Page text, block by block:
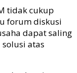
tidak cukup
forum diskusi
dapat saling
atas